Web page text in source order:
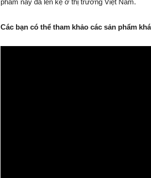
phẩm này đã lên kệ ở thị trường Việt Nam.
Các bạn có thể tham khảo các sản phẩm